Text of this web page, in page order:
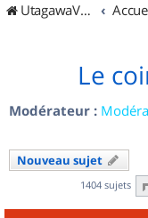
UtagawaVTT (Randos VTT et VTTAE avec traces GPS)
Le
Modérateur :
Nouveau sujet
1404 sujets